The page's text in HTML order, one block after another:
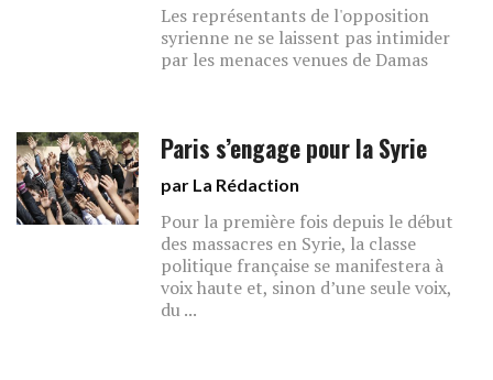
Les représentants de l'opposition
syrienne ne se laissent pas intimider
par les menaces venues de Damas
Paris s’engage pour la Syrie
par La Rédaction
Pour la première fois depuis le début
des massacres en Syrie, la classe
politique française se manifestera à
voix haute et, sinon d’une seule voix,
du ...